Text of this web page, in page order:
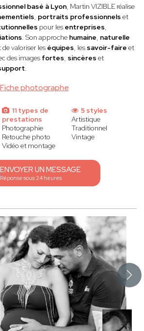
Fiche photographe
basé à Lyon, Martin VIZIBLE réalise
, portraits professionnels et
pour les entreprises,
. Son approche humaine, naturelle
valoriser les équipes, les savoir-faire et
des images fortes, sincères et
.
11 types de
prestations
Photographie
Retouche photo
Vidéo et montage
5 styles
Artistique
Traditionnel
Vintage
ENVOYER UN MESSAGE
Réponse sous 24 heures